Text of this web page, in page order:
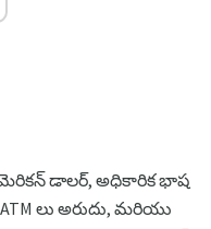
డాలర్, అధికారిక భాష
లు అరుదు, మరియు